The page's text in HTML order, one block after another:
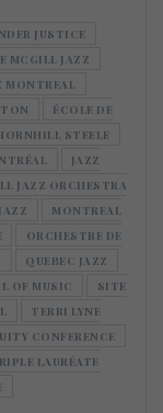
JUSTICE
MCGILL JAZZ
MONTREAL
ÉCOLE DE
STEELE
JAZZ
JAZZ ORCHESTRA
MONTREAL
ORCHESTRE DE
QUEBEC JAZZ
OF MUSIC
SITE
TERRI LYNE
CONFERENCE
LAURÉATE